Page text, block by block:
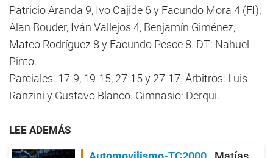
Patricio Aranda 9, Ivo Cajide 6 y Facundo Mora 4 (FI);
Alan Bouder, Iván Vallejos 4, Benjamín Giménez,
Mateo Rodríguez 8 y Facundo Pesce 8. DT: Nahuel
Pinto.
Parciales: 17-9, 19-15, 27-15 y 27-17. Árbitros: Luis
Ranzini y Gustavo Blanco. Gimnasio: Derqui.
LEE ADEMÁS